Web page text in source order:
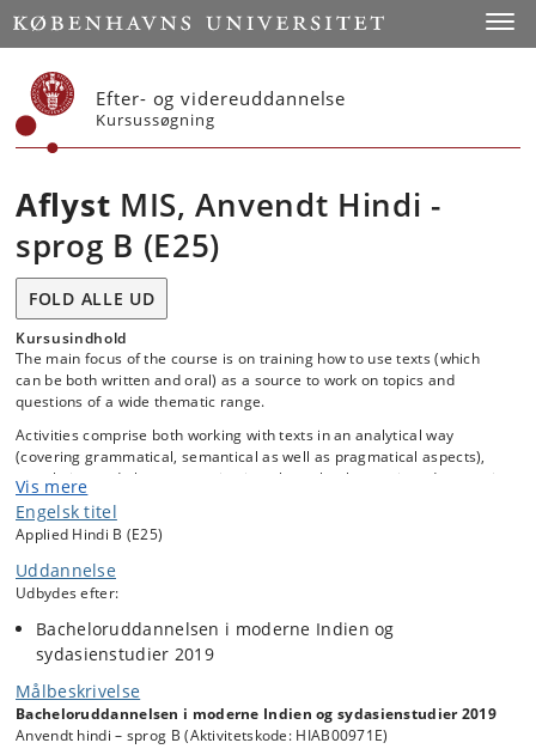
Start
Efter- og videreuddannelse
Kursussøgning
Aflyst MIS, Anvendt Hindi -
sprog B (E25)
FOLD ALLE UD
Kursusindhold
The main focus of the course is on training how to use texts (which
can be both written and oral) as a source to work on topics and
questions of a wide thematic range.
Activities comprise both working with texts in an analytical way
(covering grammatical, semantical as well as pragmatical aspects),
translating and also communicating about the themes in order to gain
the ability to actively participate in the discourses involved.
Vis mere
Engelsk titel
Applied Hindi B (E25)
Uddannelse
Udbydes efter:
Bacheloruddannelsen i moderne Indien og
sydasienstudier 2019
Målbeskrivelse
Bacheloruddannelsen i moderne Indien og sydasienstudier 2019
Anvendt hindi – sprog B (Aktivitetskode: HIAB00971E)